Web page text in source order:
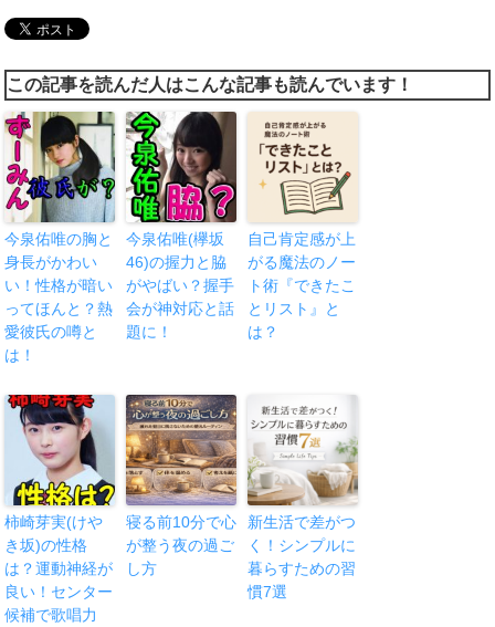
この記事を読んだ人はこんな記事も読んでいます！
今泉佑唯の胸と
身長がかわい
い！性格が暗い
ってほんと？熱
愛彼氏の噂と
は！
今泉佑唯(欅坂
46)の握力と脇
がやばい？握手
会が神対応と話
題に！
自己肯定感が上
がる魔法のノー
ト術『できたこ
とリスト』と
は？
柿崎芽実(けや
き坂)の性格
は？運動神経が
良い！センター
候補で歌唱力
寝る前10分で心
が整う夜の過ご
し方
新生活で差がつ
く！シンプルに
暮らすための習
慣7選